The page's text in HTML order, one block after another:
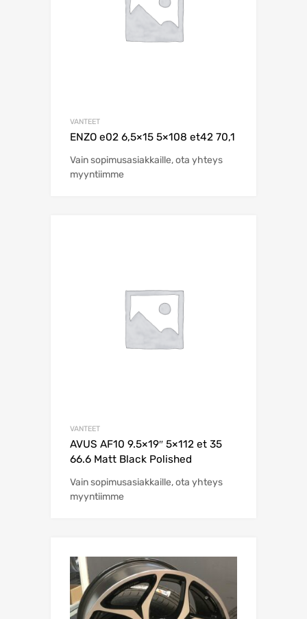
VANTEET
ENZO e02 6,5×15 5×108 et42 70,1
Vain sopimusasiakkaille, ota yhteys
myyntiimme
VANTEET
AVUS AF10 9.5×19″ 5×112 et 35
66.6 Matt Black Polished
Vain sopimusasiakkaille, ota yhteys
myyntiimme